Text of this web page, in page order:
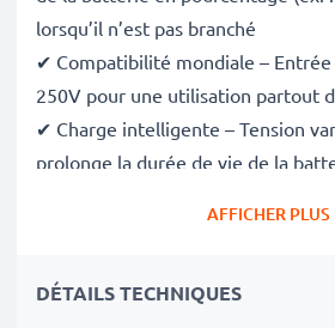
lorsqu’il n’est pas branché
✔ Compatibilité mondiale –
250V pour une utilisation partout
✔ Charge intelligente – Tension
prolonge la durée de vie de la
Compact et prêt pour le voyage
AFFICHER PLUS
DÉTAILS TECHNIQUES